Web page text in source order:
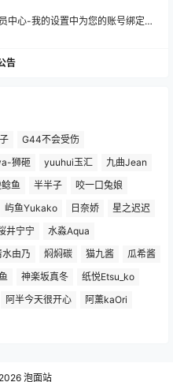
心-我的设置中为您的账号绑定邮箱!
告
G44不会受伤
狮砸 yuuhui玉汇
九曲Jean
鱼 半半子
咬一口兔娘
屿鱼Yukako 日奈娇
星之迟迟
井宁宁
水淼Aqua
水由乃 焖焖碳 猫九酱
瓜希酱
神楽坂真冬
纸悦Etsu_ko
阿半今天很开心
阿薰kaOri
泡面站